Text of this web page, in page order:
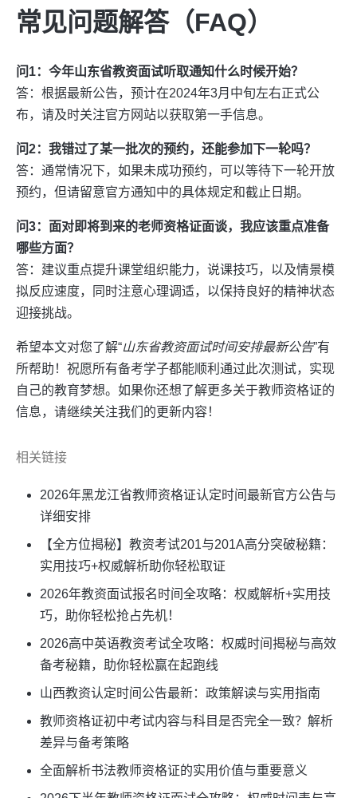
常见问题解答（FAQ）
问1：今年山东省教资面试听取通知什么时候开始？
答：根据最新公告，预计在2024年3月中旬左右正式公
布，请及时关注官方网站以获取第一手信息。
问2：我错过了某一批次的预约，还能参加下一轮吗？
答：通常情况下，如果未成功预约，可以等待下一轮开放
预约，但请留意官方通知中的具体规定和截止日期。
问3：面对即将到来的老师资格证面谈，我应该重点准备
哪些方面？
答：建议重点提升课堂组织能力，说课技巧，以及情景模
拟反应速度，同时注意心理调适，以保持良好的精神状态
迎接挑战。
希望本文对您了解“山东省教资面试时间安排最新公告”有
所帮助！祝愿所有备考学子都能顺利通过此次测试，实现
自己的教育梦想。如果你还想了解更多关于教师资格证的
信息，请继续关注我们的更新内容！
相关链接
2026年黑龙江省教师资格证认定时间最新官方公告与
详细安排
【全方位揭秘】教资考试201与201A高分突破秘籍：
实用技巧+权威解析助你轻松取证
2026年教资面试报名时间全攻略：权威解析+实用技
巧，助你轻松抢占先机！
2026高中英语教资考试全攻略：权威时间揭秘与高效
备考秘籍，助你轻松赢在起跑线
山西教资认定时间公告最新：政策解读与实用指南
教师资格证初中考试内容与科目是否完全一致？解析
差异与备考策略
全面解析书法教师资格证的实用价值与重要意义